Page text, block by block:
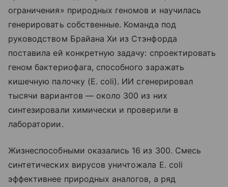
ограничения» природных геномов и научилась
генерировать собственные. Команда под
руководством Брайана Хи из Стэнфорда
поставила ей конкретную задачу: спроектировать
геном бактериофага, способного заражать
кишечную палочку (E. coli). ИИ сгенерировал
тысячи вариантов — около 300 из них
синтезировали химически и проверили в
лаборатории.
Жизнеспособными оказались 16 из 300. Смесь
синтетических вирусов уничтожала E. coli
эффективнее природных аналогов, а ряд